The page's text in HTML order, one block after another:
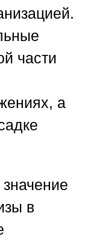
части
а
в